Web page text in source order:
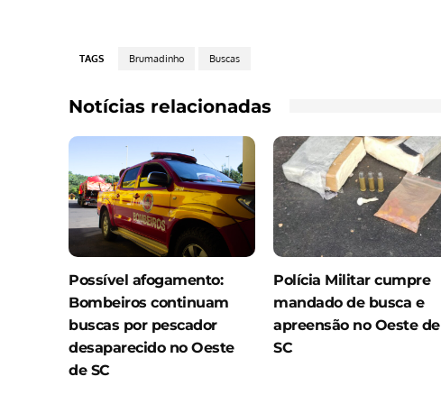
TAGS Brumadinho Buscas
Notícias relacionadas
Possível afogamento:
Bombeiros continuam
buscas por pescador
desaparecido no Oeste
de SC
Polícia Militar cumpre
mandado de busca e
apreensão no Oeste de
SC